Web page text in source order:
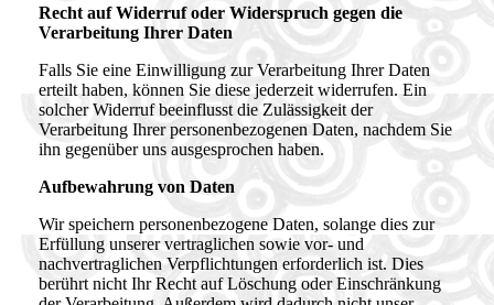
Recht auf Widerruf oder Widerspruch gegen die
Verarbeitung Ihrer Daten
Falls Sie eine Einwilligung zur Verarbeitung Ihrer Daten
erteilt haben, können Sie diese jederzeit widerrufen. Ein
solcher Widerruf beeinflusst die Zulässigkeit der
Verarbeitung Ihrer personenbezogenen Daten, nachdem Sie
ihn gegenüber uns ausgesprochen haben.
Aufbewahrung von Daten
Wir speichern personenbezogene Daten, solange dies zur
Erfüllung unserer vertraglichen sowie vor- und
nachvertraglichen Verpflichtungen erforderlich ist. Dies
berührt nicht Ihr Recht auf Löschung oder Einschränkung